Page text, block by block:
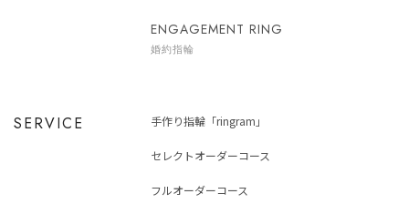
ENGAGEMENT RING
婚約指輪
SERVICE 手作り指輪「ringram」
セレクトオーダーコース
フルオーダーコース